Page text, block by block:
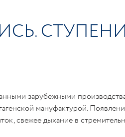
СТУПЕНИ
зарубежными
мануфактурой.
свежее дыхание в